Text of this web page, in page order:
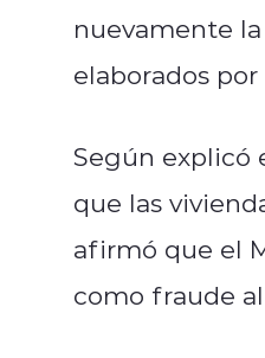
nuevamente
elaborados
Según explicó
que las
afirmó que el
como fraude